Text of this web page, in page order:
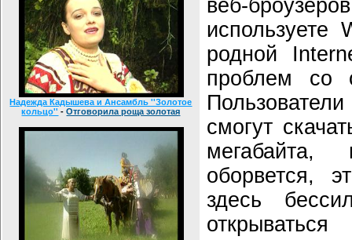
Надежда Кадышева и Ансамбль ''Золотое
кольцо'' -Отговорила роща золотая
веб-
родной
проблем со
смогут
мегабайта,
оборвется,
здесь